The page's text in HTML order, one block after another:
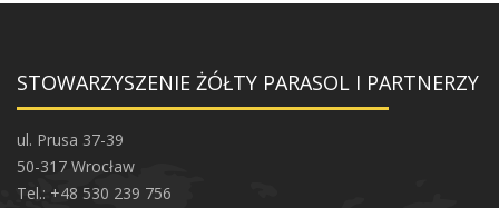
STOWARZYSZENIE ŻÓŁTY PARASOL I PARTNERZY
ul. Prusa 37-39
50-317 Wrocław
Tel.: +48 530 239 756